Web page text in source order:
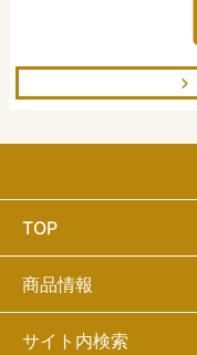
TOP
商品情報
サイト内検索